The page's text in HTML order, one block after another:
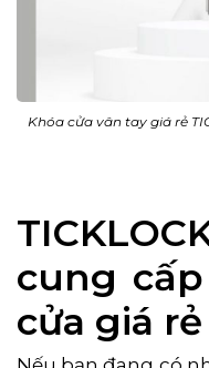
Khóa cửa vân tay giá rẻ
cung
cửa giá